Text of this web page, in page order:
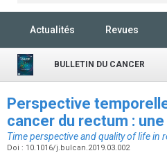
Actualités Revues
BULLETIN DU CANCER
Perspective
cancer du rectum :
Time perspective and quality of life in
Doi : 10.1016/j.bulcan.2019.03.002